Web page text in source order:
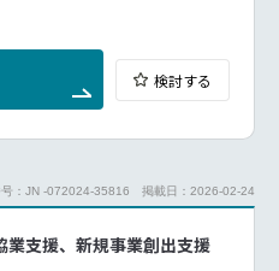
ル構築及び実現支援
流などの業務最適化実現支援等
検討する
：JN -072024-35816 掲載日：2026-02-24
支援、新規事業創出支援